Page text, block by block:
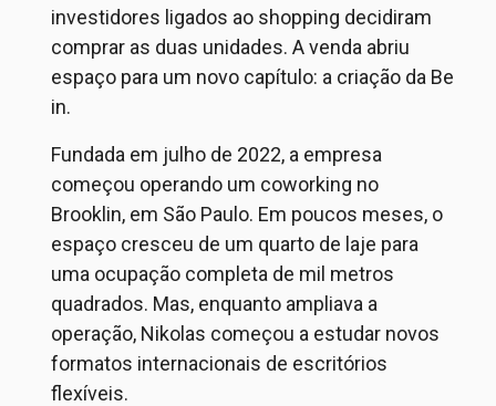
investidores ligados ao shopping decidiram
comprar as duas unidades. A venda abriu
espaço para um novo capítulo: a criação da Be
in.
Fundada em julho de 2022, a empresa
começou operando um coworking no
Brooklin, em São Paulo. Em poucos meses, o
espaço cresceu de um quarto de laje para
uma ocupação completa de mil metros
quadrados. Mas, enquanto ampliava a
operação, Nikolas começou a estudar novos
formatos internacionais de escritórios
flexíveis.